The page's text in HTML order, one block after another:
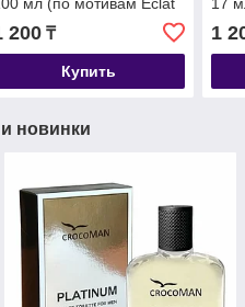
мл (по мотивам Eclat
A`Arpege (Lanvin)
200₸
Купить
17
1
новинки